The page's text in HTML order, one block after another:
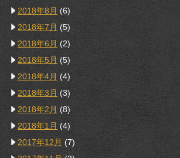
2018年8月 (6)
2018年7月 (5)
2018年6月 (2)
2018年5月 (5)
2018年4月 (4)
2018年3月 (3)
2018年2月 (8)
2018年1月 (4)
2017年12月 (7)